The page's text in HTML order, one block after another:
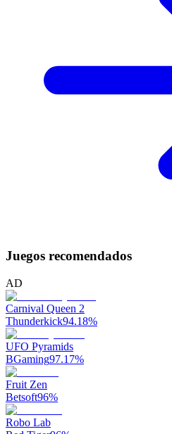
Juegos recomendados
AD
Carnival Queen 2
Thunderkick94.18%
UFO Pyramids
BGaming97.17%
Fruit Zen
Betsoft96%
Robo Lab